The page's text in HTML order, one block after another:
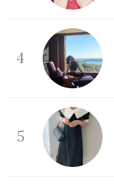
4
5